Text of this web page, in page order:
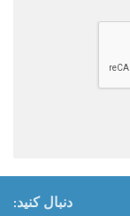
دنبال کنید: